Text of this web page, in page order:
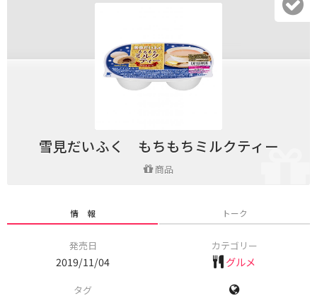
雪見だいふく もちもちミルクティー
商品
情 報 トーク
発売日
2019/11/04
カテゴリー
グルメ
タグ